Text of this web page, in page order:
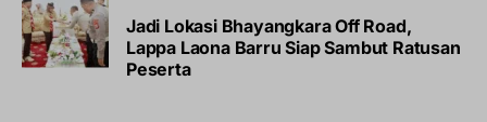
Jadi Lokasi Bhayangkara Off Road,
Lappa Laona Barru Siap Sambut Ratusan
Peserta